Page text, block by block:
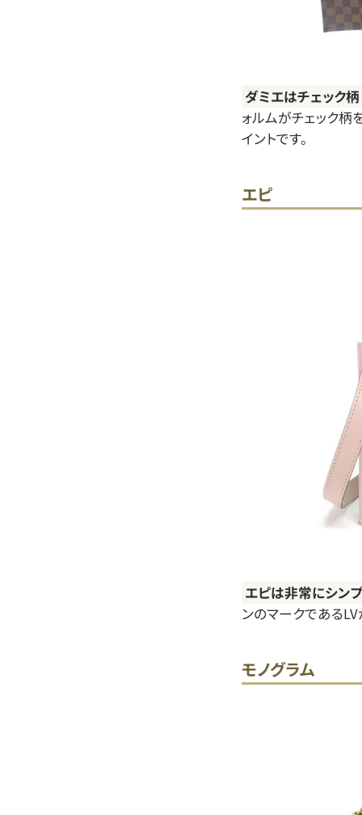
ダミエはチェック柄
ォルムがチェック柄
イントです。
エピ
エピは非常にシン
ンのマークである
モノグラム